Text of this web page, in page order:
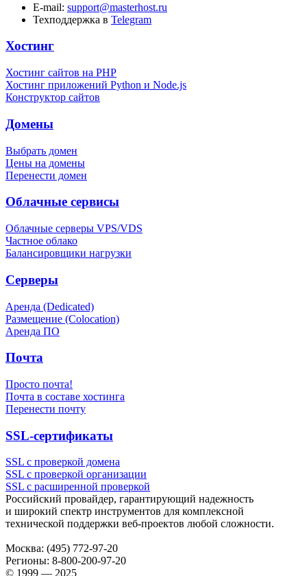
E-mail: support@masterhost.ru
Техподдержка в Telegram
Хостинг
Хостинг сайтов на PHP
Хостинг приложений Python и Node.js
Конструктор сайтов
Домены
Выбрать домен
Цены на домены
Перенести домен
Облачные сервисы
Облачные серверы VPS/VDS
Частное облако
Балансировщики нагрузки
Серверы
Аренда (Dedicated)
Размещение (Colocation)
Аренда ПО
Почта
Просто почта!
Почта в составе хостинга
Перенести почту
SSL-сертификаты
SSL с проверкой домена
SSL с проверкой организации
SSL с расширенной проверкой
Российский провайдер, гарантирующий надежность
и широкий спектр инструментов для комплексной
технической поддержки веб-проектов любой сложности.
Москва: (495) 772-97-20
Регионы: 8-800-200-97-20
© 1999 — 2025